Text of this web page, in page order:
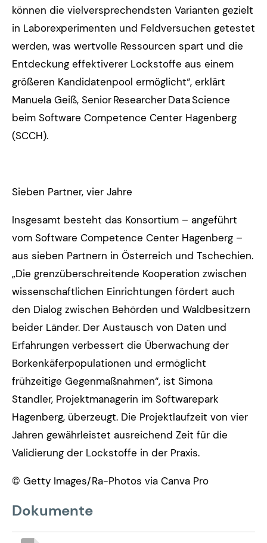
können die vielversprechendsten Varianten gezielt
in Laborexperimenten und Feldversuchen getestet
werden, was wertvolle Ressourcen spart und die
Entdeckung effektiverer Lockstoffe aus einem
größeren Kandidatenpool ermöglicht“, erklärt
Manuela Geiß, Senior Researcher Data Science
beim Software Competence Center Hagenberg
(SCCH).
Sieben Partner, vier Jahre
Insgesamt besteht das Konsortium – angeführt
vom Software Competence Center Hagenberg –
aus sieben Partnern in Österreich und Tschechien.
„Die grenzüberschreitende Kooperation zwischen
wissenschaftlichen Einrichtungen fördert auch
den Dialog zwischen Behörden und Waldbesitzern
beider Länder. Der Austausch von Daten und
Erfahrungen verbessert die Überwachung der
Borkenkäferpopulationen und ermöglicht
frühzeitige Gegenmaßnahmen“, ist Simona
Standler, Projektmanagerin im Softwarepark
Hagenberg, überzeugt. Die Projektlaufzeit von vier
Jahren gewährleistet ausreichend Zeit für die
Validierung der Lockstoffe in der Praxis.
© Getty Images/Ra-Photos via Canva Pro
Dokumente